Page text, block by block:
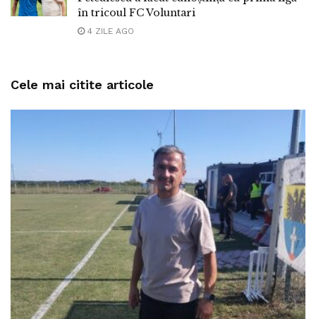
în tricoul FC Voluntari
4 ZILE AGO
Cele mai citite articole